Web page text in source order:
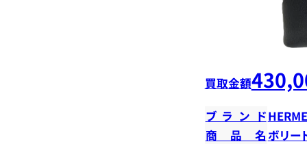
買取金額
ブランド
商品名ボリー